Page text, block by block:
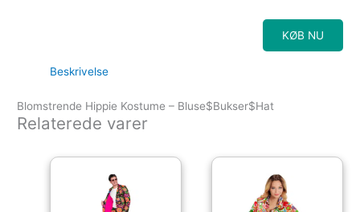
KØB NU
Beskrivelse
Blomstrende Hippie Kostume – Bluse$Bukser$Hat
Relaterede varer